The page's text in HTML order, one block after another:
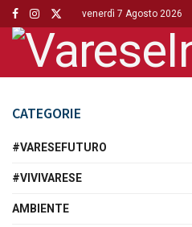
venerdì 7 Agosto 2026
CATEGORIE
#VARESEFUTURO
#VIVIVARESE
AMBIENTE